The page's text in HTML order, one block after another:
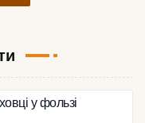
у фользі